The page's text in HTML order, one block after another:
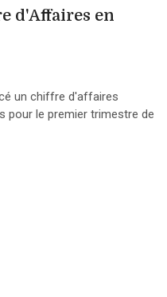
d'Affaires en
un chiffre d'affaires
pour le premier trimestre de